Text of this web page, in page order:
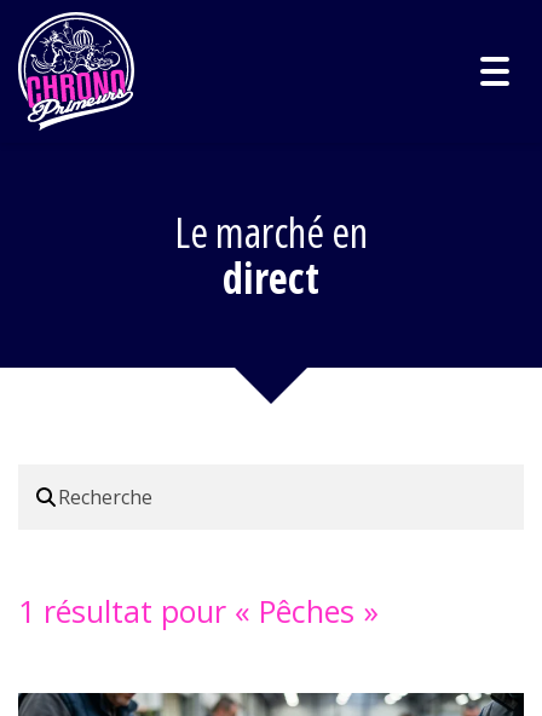
Le marché en
direct
1 résultat pour « Pêches »